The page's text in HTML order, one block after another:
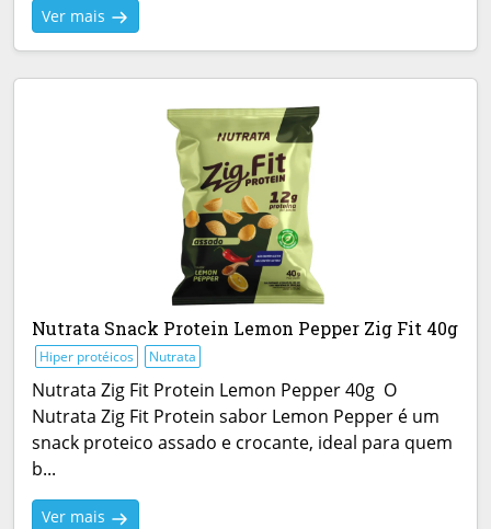
Ver mais
Nutrata Snack Protein Lemon Pepper Zig Fit 40g
Hiper protéicos Nutrata
Nutrata Zig Fit Protein Lemon Pepper 40g O
Nutrata Zig Fit Protein sabor Lemon Pepper é um
snack proteico assado e crocante, ideal para quem
b...
Ver mais